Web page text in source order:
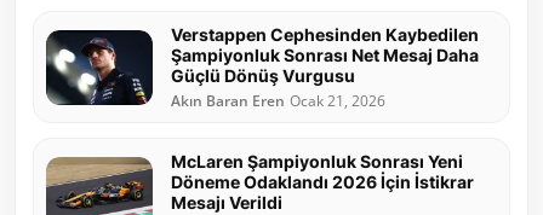
Verstappen Cephesinden Kaybedilen
Şampiyonluk Sonrası Net Mesaj Daha
Güçlü Dönüş Vurgusu
Akın Baran Eren Ocak 21, 2026
McLaren Şampiyonluk Sonrası Yeni
Döneme Odaklandı 2026 İçin İstikrar
Mesajı Verildi